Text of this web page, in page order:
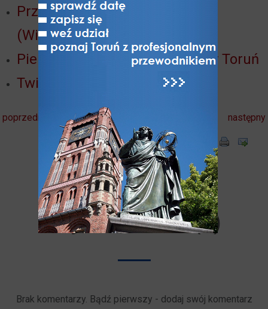
Przedmieście św. Katarzyny
(Wilhelmstadt)
Pierścień wewnętrzny Twierdzy Toruń
Twierdza Toruń
poprzedni następny
Komentarze
użytkowników (0)
Brak komentarzy. Bądź pierwszy - dodaj swój komentarz